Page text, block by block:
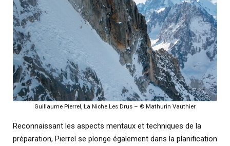
Guillaume Pierrel, La Niche Les Drus – © Mathurin Vauthier
Reconnaissant les aspects mentaux et techniques de la
préparation, Pierrel se plonge également dans la planification